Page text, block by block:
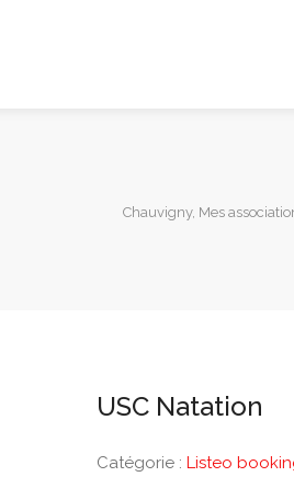
Chauvigny, Mes
USC Natation
Catégorie : Listeo